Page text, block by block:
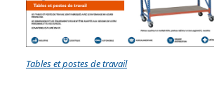
Tables et postes de travail